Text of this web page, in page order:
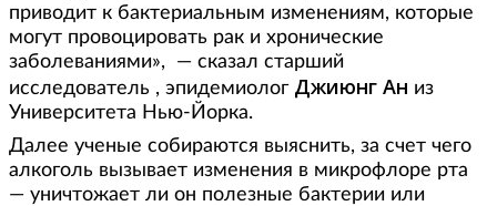
приводит к бактериальным изменениям, которые
могут провоцировать рак и хронические
заболеваниями», — сказал старший
исследователь , эпидемиолог Джиюнг Ан из
Университета Нью-Йорка.
Далее ученые собираются выяснить, за счет чего
алкоголь вызывает изменения в микрофлоре рта
— уничтожает ли он полезные бактерии или